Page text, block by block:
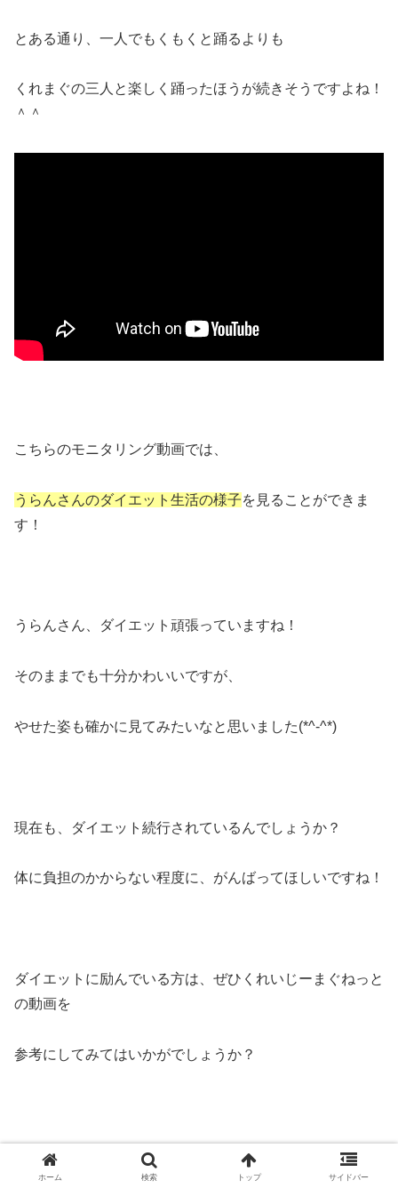
とある通り、一人でもくもくと踊るよりも
くれまぐの三人と楽しく踊ったほうが続きそうですよね！
＾＾
こちらのモニタリング動画では、
うらんさんのダイエット生活の様子を見ることができま
す！
うらんさん、ダイエット頑張っていますね！
そのままでも十分かわいいですが、
やせた姿も確かに見てみたいなと思いました(*^-^*)
現在も、ダイエット続行されているんでしょうか？
体に負担のかからない程度に、がんばってほしいですね！
ダイエットに励んでいる方は、ぜひくれいじーまぐねっと
の動画を
参考にしてみてはいかがでしょうか？
スポンサードリンク
ホーム 検索 トップ サイドバー